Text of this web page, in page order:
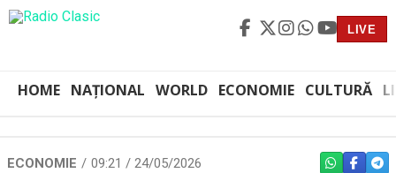
LIVE
HOME NAȚIONAL WORLD ECONOMIE CULTURĂ
ECONOMIE 09:21 / 24/05/2026 WHATSAPP